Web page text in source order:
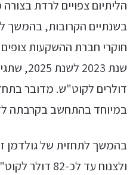
הליתיום צפויים לרדת
בשנתיים הקרובות, בהמשך
דולרים לקוט"ש. מדובר
במיוחד בהתחשב בקרבתה
בהמשך לתחזית של גולדמן